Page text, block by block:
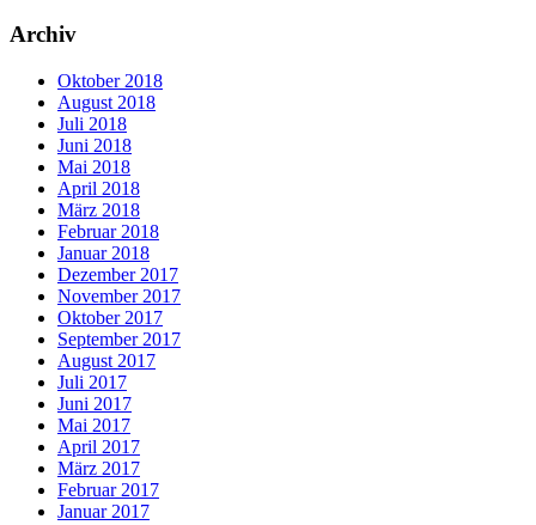
Archiv
Oktober 2018
August 2018
Juli 2018
Juni 2018
Mai 2018
April 2018
März 2018
Februar 2018
Januar 2018
Dezember 2017
November 2017
Oktober 2017
September 2017
August 2017
Juli 2017
Juni 2017
Mai 2017
April 2017
März 2017
Februar 2017
Januar 2017